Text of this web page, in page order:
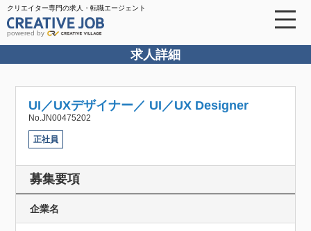
クリエイター専門の求人・転職エージェント
powered by
求人詳細
UI／UXデザイナー／ UI／UX Designer
No.JN00475202
正社員
募集要項
企業名